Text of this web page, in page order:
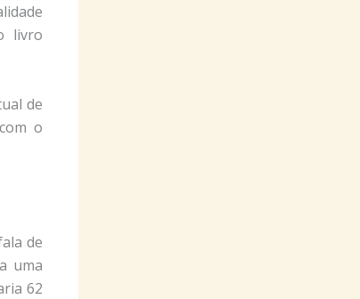
livro
de
o
de
uma
62